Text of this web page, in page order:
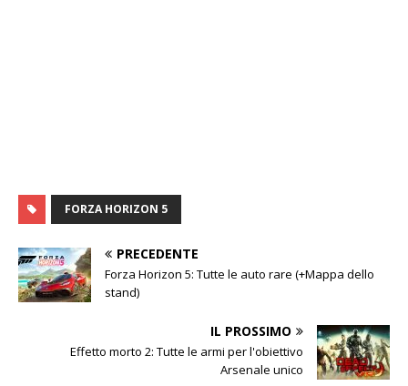
FORZA HORIZON 5
PRECEDENTE
Forza Horizon 5: Tutte le auto rare (+Mappa dello
stand)
IL PROSSIMO
Effetto morto 2: Tutte le armi per l'obiettivo
Arsenale unico